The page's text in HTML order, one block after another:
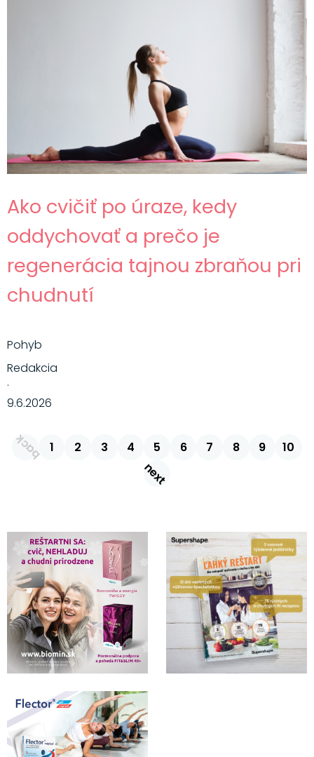
Ako cvičiť po úraze, kedy
oddychovať a prečo je
regenerácia tajnou zbraňou pri
chudnutí
Pohyb
Redakcia
·
9.6.2026
back 1 2 3 4 5 6 7 8 9 10
next